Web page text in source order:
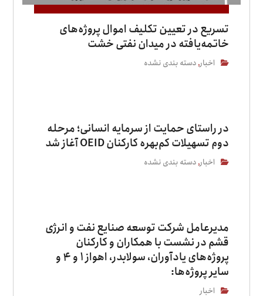
تسریع در تعیین تکلیف اموال پروژه‌های
خاتمه‌یافته در میدان نفتی خشت
اخبار, دسته بندی نشده
در راستای حمایت از سرمایه انسانی؛ مرحله
دوم تسهیلات کم‌بهره کارکنان OEID آغاز شد
اخبار, دسته بندی نشده
مدیرعامل شرکت توسعه صنایع نفت و انرژی
قشم در نشست با همکاران و کارکنان
پروژه‌های یادآوران، سولابدر، اهواز ۱ و ۴ و
سایر پروژه‌ها:
اخبار